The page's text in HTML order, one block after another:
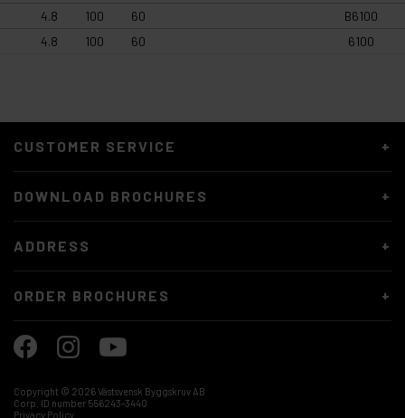
4.8
100 60
B6100
4.8
100 60 6100
CUSTOMER SERVICE
DOWNLOAD BROCHURES
ADDRESS
ORDER BROCHURES
Copyright © 2026 Västsvensk Byggskruv AB
Corp. ID number 556243-3440
Privacy Policy